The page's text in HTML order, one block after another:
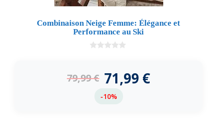
Combinaison Neige Femme: Élégance et
Performance au Ski
5
79,99€ 71,99 €
-10%